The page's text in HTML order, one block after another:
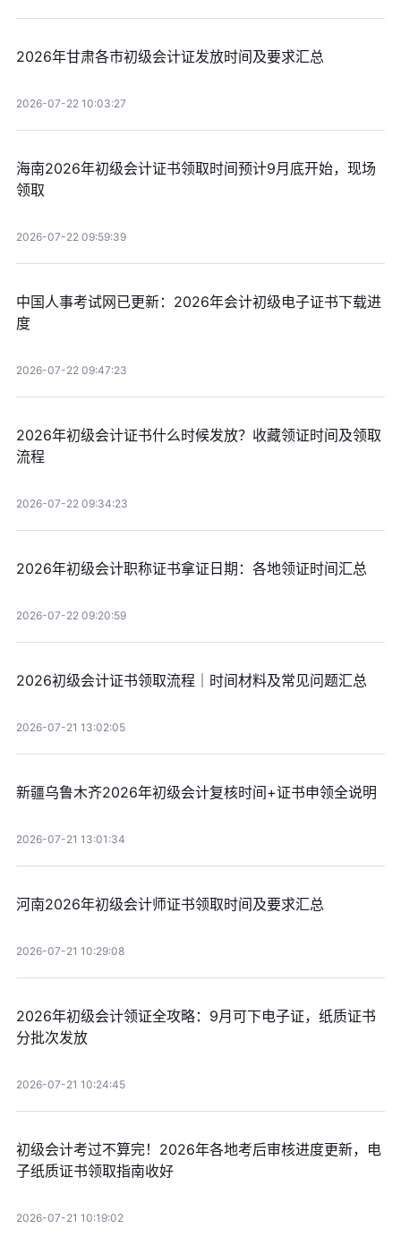
2026年甘肃各市初级会计证发放时间及要求汇总
2026-07-22 10:03:27
海南2026年初级会计证书领取时间预计9月底开始，现场
领取
2026-07-22 09:59:39
中国人事考试网已更新：2026年会计初级电子证书下载进
度
2026-07-22 09:47:23
2026年初级会计证书什么时候发放？收藏领证时间及领取
流程
2026-07-22 09:34:23
2026年初级会计职称证书拿证日期：各地领证时间汇总
2026-07-22 09:20:59
2026初级会计证书领取流程｜时间材料及常见问题汇总
2026-07-21 13:02:05
新疆乌鲁木齐2026年初级会计复核时间+证书申领全说明
2026-07-21 13:01:34
河南2026年初级会计师证书领取时间及要求汇总
2026-07-21 10:29:08
2026年初级会计领证全攻略：9月可下电子证，纸质证书
分批次发放
2026-07-21 10:24:45
初级会计考过不算完！2026年各地考后审核进度更新，电
子纸质证书领取指南收好
2026-07-21 10:19:02